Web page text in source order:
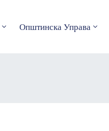
Општинска Управа